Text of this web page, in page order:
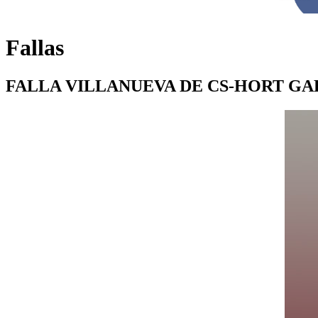
Fallas
FALLA VILLANUEVA DE CS-HORT